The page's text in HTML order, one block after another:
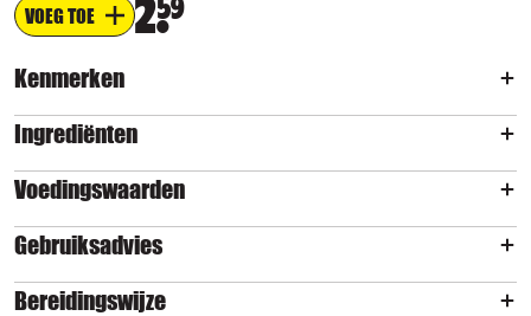
VOEG TOE 259
Kenmerken
Ingrediënten
Voedingswaarden
Gebruiksadvies
Bereidingswijze